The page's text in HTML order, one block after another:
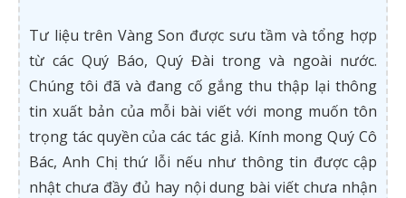
Tư liệu trên Vàng Son được sưu tầm và tổng hợp
từ các Quý Báo, Quý Đài trong và ngoài nước.
Chúng tôi đã và đang cố gắng thu thập lại thông
tin xuất bản của mỗi bài viết với mong muốn tôn
trọng tác quyền của các tác giả. Kính mong Quý Cô
Bác, Anh Chị thứ lỗi nếu như thông tin được cập
nhật chưa đầy đủ hay nội dung bài viết chưa nhận